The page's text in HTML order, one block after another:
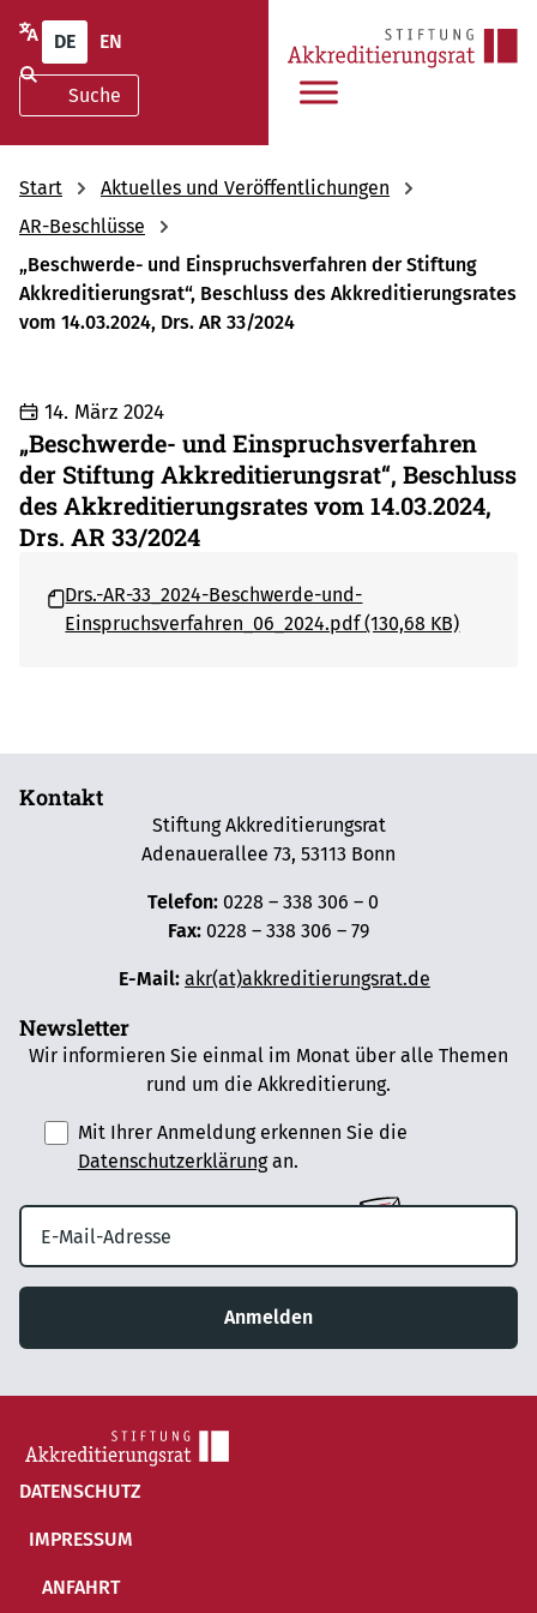
DE EN
Start
Aktuelles und Veröffentlichungen
AR-Beschlüsse
„Beschwerde- und Einspruchsverfahren der Stiftung
Akkreditierungsrat“, Beschluss des Akkreditierungsrates
vom 14.03.2024, Drs. AR 33/2024
14. März 2024
„Beschwerde- und Einspruchsverfahren
der Stiftung Akkreditierungsrat“, Beschluss
des Akkreditierungsrates vom 14.03.2024,
Drs. AR 33/2024
Drs.-AR-33_2024-Beschwerde-und-
Einspruchsverfahren_06_2024.pdf (130,68 KB)
Kontakt
Stiftung Akkreditierungsrat
Adenauerallee 73, 53113 Bonn
Telefon:0228 – 338 306 – 0
Fax: 0228 – 338 306 – 79
E-Mail: akr(at)akkreditierungsrat.de
Newsletter
Wir informieren Sie einmal im Monat über alle Themen
rund um die Akkreditierung.
Mit Ihrer Anmeldung erkennen Sie die
Datenschutzerklärungan.
Anmelden
DATENSCHUTZ
IMPRESSUM
ANFAHRT